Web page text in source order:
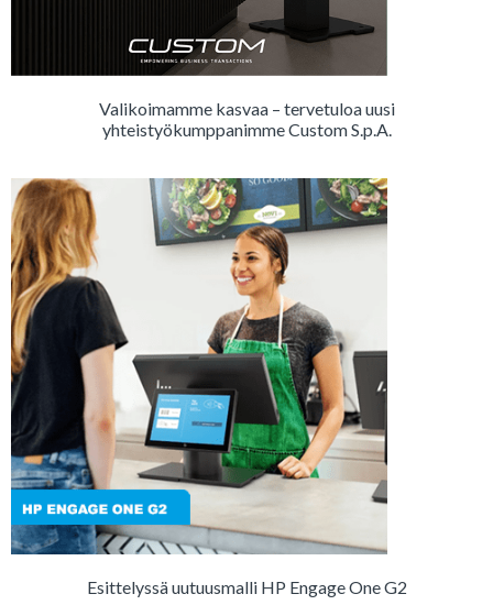
Valikoimamme kasvaa – tervetuloa uusi
yhteistyökumppanimme Custom S.p.A.
Esittelyssä uutuusmalli HP Engage One G2